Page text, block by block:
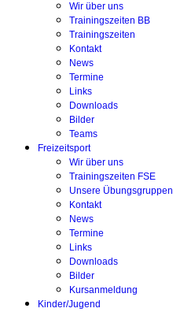
Wir über uns
Trainingszeiten BB
Trainingszeiten
Kontakt
News
Termine
Links
Downloads
Bilder
Teams
Freizeitsport
Wir über uns
Trainingszeiten FSE
Unsere Übungsgruppen
Kontakt
News
Termine
Links
Downloads
Bilder
Kursanmeldung
Kinder/Jugend